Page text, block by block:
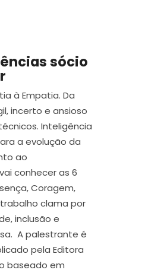
sócio
à Empatia. Da
incerto e ansioso
Inteligência
a evolução da
ao
conhecer as 6
Coragem,
clama por
inclusão e
A palestrante é
pela Editora
baseado em